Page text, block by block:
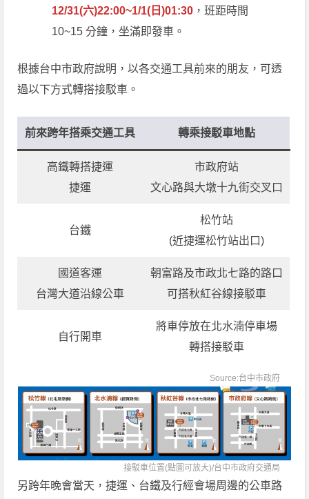
12/31(六)22:00~1/1(日)01:30 ，班距時間
10~15 分鐘，坐滿即發車。
根據台中市政府說明，以各交通工具前來的朋友，可透
過以下方式轉搭接駁車。
前來跨年搭乘交通工具 轉乘接駁車地點
高鐵轉搭捷運
捷運
市政府站
文心路與大墩十九街交叉口
台鐵
松竹站
(近捷運松竹站出口)
國道客運
台灣大道沿線公車
朝富路及市政北七路的路口
可搭秋紅谷線接駁車
自行開車
將車停放在北水湳停車場
轉搭接駁車
Source:台中市政府
接駁車位置(點圖可放大)/台中市政府交通局
另跨年晚會當天，捷運、台鐵及行經會場周邊的公車路